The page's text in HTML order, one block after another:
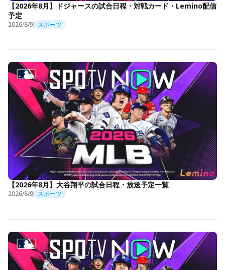
【2026年8月】ドジャースの試合日程・対戦カード・Lemino配信
予定
2026/8/9 スポーツ
【2026年8月】大谷翔平の試合日程・放送予定一覧
2026/8/9 スポーツ